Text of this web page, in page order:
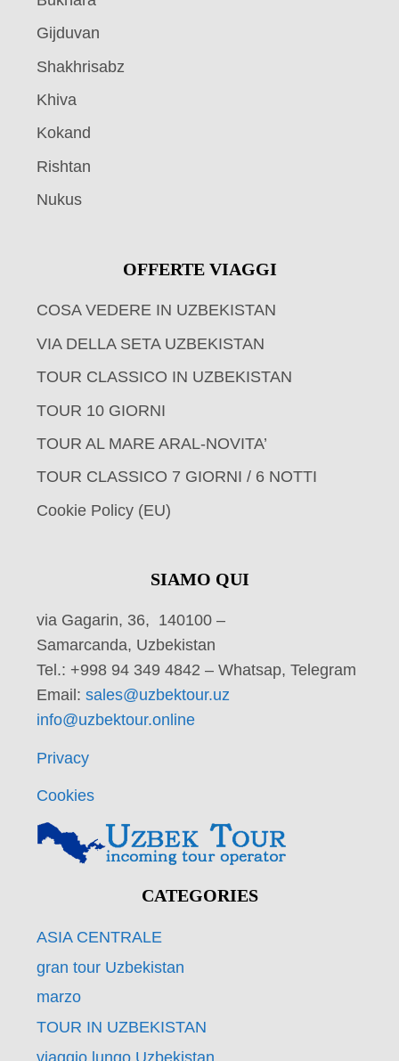
Gijduvan
Shakhrisabz
Khiva
Kokand
Rishtan
Nukus
OFFERTE VIAGGI
COSA VEDERE IN UZBEKISTAN
VIA DELLA SETA UZBEKISTAN
TOUR CLASSICO IN UZBEKISTAN
TOUR 10 GIORNI
TOUR AL MARE ARAL-NOVITA’
TOUR CLASSICO 7 GIORNI / 6 NOTTI
Cookie Policy (EU)
SIAMO QUI
via Gagarin, 36, 140100 –
Samarcanda, Uzbekistan
Tel.: +998 94 349 4842 – Whatsap, Telegram
Email: sales@uzbektour.uz
info@uzbektour.online
Privacy
Cookies
CATEGORIES
ASIA CENTRALE
gran tour Uzbekistan
marzo
TOUR IN UZBEKISTAN
viaggio lungo Uzbekistan